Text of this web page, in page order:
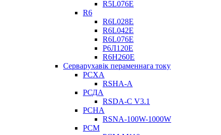
R5L076E
R6
R6L028E
R6L042E
R6L076E
Р6Л120Е
R6H260E
Серварухавік пераменнага току
РСХА
RSHA-A
РСДА
RSDA-C V3.1
РСНА
RSNA-100W-1000W
РСМ